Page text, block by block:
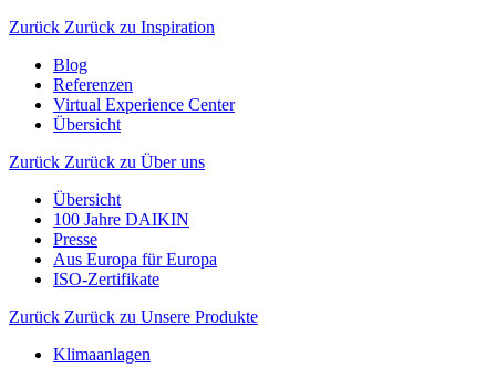
Zurück Zurück zu Inspiration
Blog
Referenzen
Virtual Experience Center
Übersicht
Zurück Zurück zu Über uns
Übersicht
100 Jahre DAIKIN
Presse
Aus Europa für Europa
ISO-Zertifikate
Zurück Zurück zu Unsere Produkte
Klimaanlagen